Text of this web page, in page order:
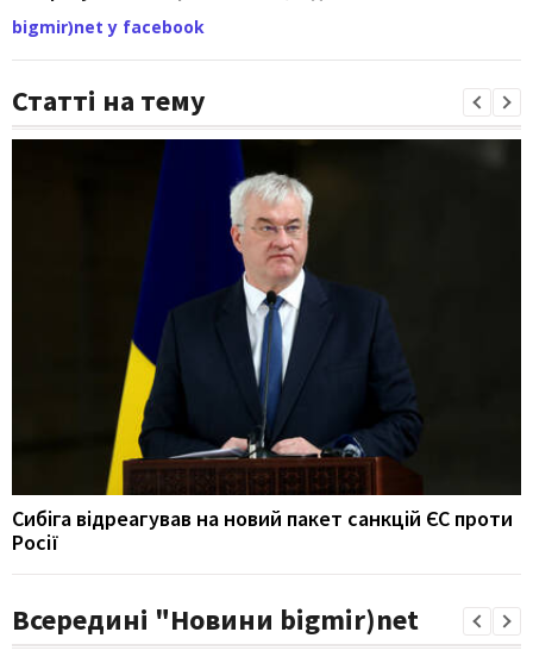
bigmir)net у facebook
Статті на тему
Сибіга відреагував на новий пакет санкцій ЄС проти
Росії
Всередині "Новини bigmir)net